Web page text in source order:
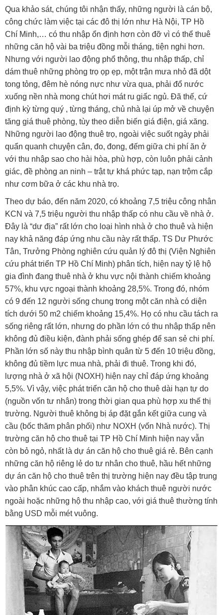
Qua khảo sát, chúng tôi nhận thấy, những người là cán bộ,
công chức làm việc tại các đô thị lớn như Hà Nội, TP Hồ
Chí Minh,… có thu nhập ổn định hơn còn đỡ vì có thể thuê
những căn hộ vài ba triệu đồng mỗi tháng, tiện nghi hơn.
Nhưng với người lao động phổ thông, thu nhập thấp, chỉ
dám thuê những phòng trọ ọp ẹp, một trận mưa nhỏ đã dột
tong tỏng, đêm hè nóng nực như vừa qua, phải đổ nước
xuống nền nhà mong chút hơi mát ru giấc ngủ. Ðã thế, cứ
định kỳ từng quý , từng tháng, chủ nhà lại úp mở về chuyện
tăng giá thuê phòng, tùy theo diễn biến giá điện, giá xăng.
Những người lao động thuê trọ, ngoài việc suốt ngày phải
quẩn quanh chuyện cân, đo, đong, đếm giữa chi phí ăn ở
với thu nhập sao cho hài hòa, phù hợp, còn luôn phải cảnh
giác, đề phòng an ninh – trật tự khá phức tạp, nạn trộm cắp
như cơm bữa ở các khu nhà trọ.
Theo dự báo, đến năm 2020, có khoảng 7,5 triệu công nhân
KCN và 7,5 triệu người thu nhập thấp có nhu cầu về nhà ở.
Ðây là “dư địa” rất lớn cho loại hình nhà ở cho thuê và hiện
nay khả năng đáp ứng nhu cầu này rất thấp. TS Dư Phước
Tân, Trưởng Phòng nghiên cứu quản lý đô thị (Viện Nghiên
cứu phát triển TP Hồ Chí Minh) phân tích, hiện nay tỷ lệ hộ
gia đình đang thuê nhà ở khu vực nội thành chiếm khoảng
57%, khu vực ngoại thành khoảng 28,5%. Trong đó, nhóm
có 9 đến 12 người sống chung trong một căn nhà có diện
tích dưới 50 m2 chiếm khoảng 15,4%. Họ có nhu cầu tách ra
sống riêng rất lớn, nhưng do phần lớn có thu nhập thấp nên
không đủ điều kiện, đành phải sống ghép để san sẻ chi phí.
Phần lớn số này thu nhập bình quân từ 5 đến 10 triệu đồng,
không đủ tiềm lực mua nhà, phải đi thuê. Trong khi đó,
lượng nhà ở xã hội (NOXH) hiện nay chỉ đáp ứng khoảng
5,5%. Vì vậy, việc phát triển căn hộ cho thuê dài hạn tự do
(nguồn vốn tư nhân) trong thời gian qua phù hợp xu thế thị
trường. Người thuê không bị áp đặt gắn kết giữa cung và
cầu (bốc thăm phân phối) như NOXH (vốn Nhà nước). Thị
trường căn hộ cho thuê tại TP Hồ Chí Minh hiện nay vẫn
còn bỏ ngỏ, nhất là dự án căn hộ cho thuê giá rẻ. Bên cạnh
những căn hộ riêng lẻ do tư nhân cho thuê, hầu hết những
dự án căn hộ cho thuê trên thị trường hiện nay đều tập trung
vào phân khúc cao cấp, nhắm vào khách thuê người nước
ngoài hoặc những hộ thu nhập cao, với giá thuê thường tính
bằng USD mỗi mét vuông.